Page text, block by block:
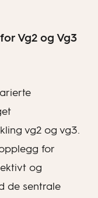
Vg2 og Vg3
vg2 og vg3.
for
og
de sentrale